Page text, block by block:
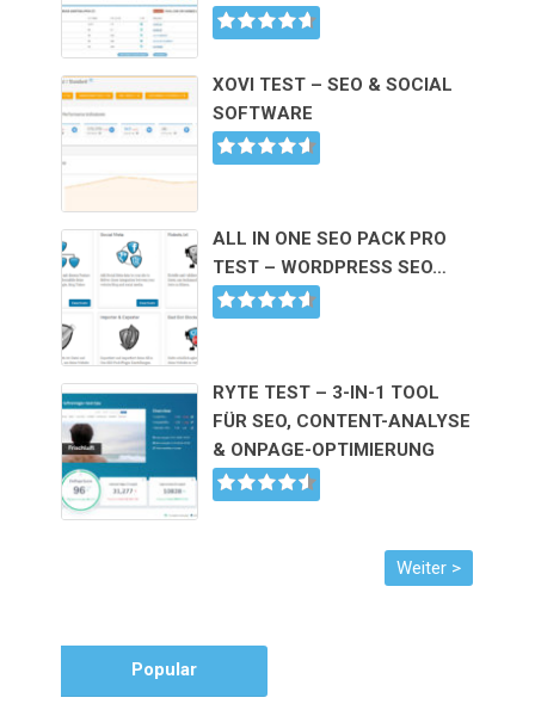
XOVI TEST – SEO & SOCIAL
SOFTWARE
ALL IN ONE SEO PACK PRO
TEST – WORDPRESS SEO…
RYTE TEST – 3-IN-1 TOOL
FÜR SEO, CONTENT-ANALYSE
& ONPAGE-OPTIMIERUNG
Popular